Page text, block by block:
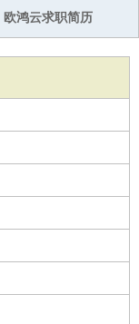
欧鸿云求职简历